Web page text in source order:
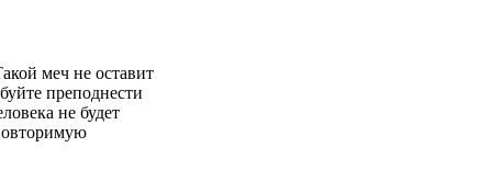
меч не оставит
преподнести
не будет